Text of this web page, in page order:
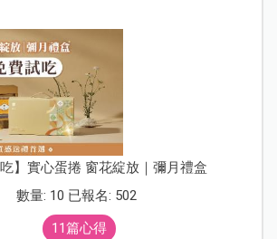
吃】實心蛋捲 窗花綻放｜彌月禮盒
數量: 10 已報名: 502
11篇心得